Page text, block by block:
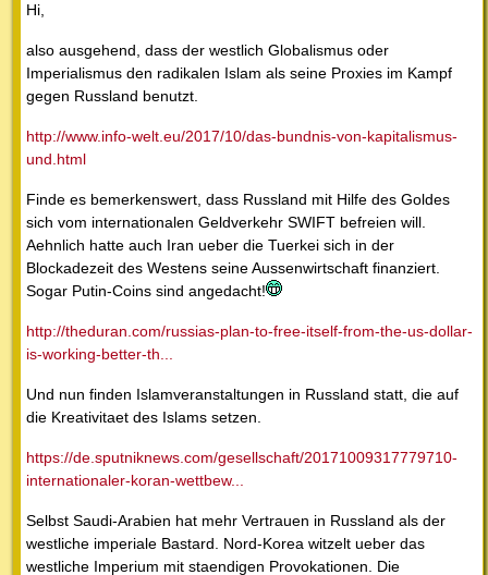
Hi,
also ausgehend, dass der westlich Globalismus oder
Imperialismus den radikalen Islam als seine Proxies im Kampf
gegen Russland benutzt.
http://www.info-welt.eu/2017/10/das-bundnis-von-kapitalismus-
und.html
Finde es bemerkenswert, dass Russland mit Hilfe des Goldes
sich vom internationalen Geldverkehr SWIFT befreien will.
Aehnlich hatte auch Iran ueber die Tuerkei sich in der
Blockadezeit des Westens seine Aussenwirtschaft finanziert.
Sogar Putin-Coins sind angedacht!
http://theduran.com/russias-plan-to-free-itself-from-the-us-dollar-
is-working-better-th...
Und nun finden Islamveranstaltungen in Russland statt, die auf
die Kreativitaet des Islams setzen.
https://de.sputniknews.com/gesellschaft/20171009317779710-
internationaler-koran-wettbew...
Selbst Saudi-Arabien hat mehr Vertrauen in Russland als der
westliche imperiale Bastard. Nord-Korea witzelt ueber das
westliche Imperium mit staendigen Provokationen. Die